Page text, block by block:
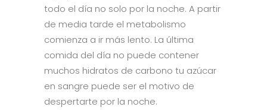
todo el día no solo por la noche. A partir
de media tarde el metabolismo
comienza a ir más lento. La última
comida del día no puede contener
muchos hidratos de carbono tu azúcar
en sangre puede ser el motivo de
despertarte por la noche.